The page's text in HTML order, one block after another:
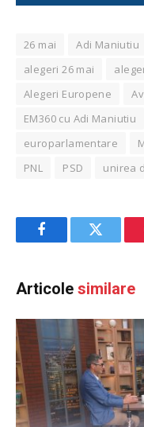
26 mai Adi Maniutiu
alegeri 26 mai
Alegeri Europene
EM360 cu Adi Maniutiu
europarlamentare
PNL
PSD unirea
FacebookTwitter
Articole similare